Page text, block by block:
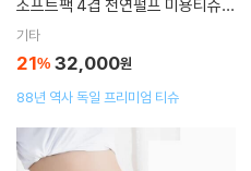
소프트팩 4겹 천연펄프 미용티슈 9
0매 4입 X 8팩
기타
21% 32,000원
88년 역사 독일 프리미엄 티슈